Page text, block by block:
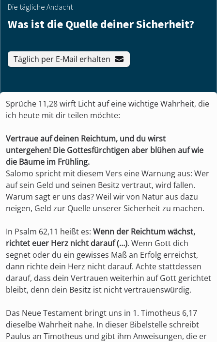
Die tägliche Andacht
Was ist die Quelle deiner Sicherheit?
Täglich per E-Mail erhalten
Sprüche 11,28 wirft Licht auf eine wichtige Wahrheit, die
ich heute mit dir teilen möchte:
Vertraue auf deinen Reichtum, und du wirst
untergehen! Die Gottesfürchtigen aber blühen auf wie
die Bäume im Frühling.
Salomo spricht mit diesem Vers eine Warnung aus: Wer
auf sein Geld und seinen Besitz vertraut, wird fallen.
Warum sagt er uns das? Weil wir von Natur aus dazu
neigen, Geld zur Quelle unserer Sicherheit zu machen.
In Psalm 62,11 heißt es: Wenn der Reichtum wächst,
richtet euer Herz nicht darauf (…). Wenn Gott dich
segnet oder du ein gewisses Maß an Erfolg erreichst,
dann richte dein Herz nicht darauf. Achte stattdessen
darauf, dass dein Vertrauen weiterhin auf Gott gerichtet
bleibt, denn dein Besitz ist nicht vertrauenswürdig.
Das Neue Testament bringt uns in 1. Timotheus 6,17
dieselbe Wahrheit nahe. In dieser Bibelstelle schreibt
Paulus an Timotheus und gibt ihm Anweisungen, die er